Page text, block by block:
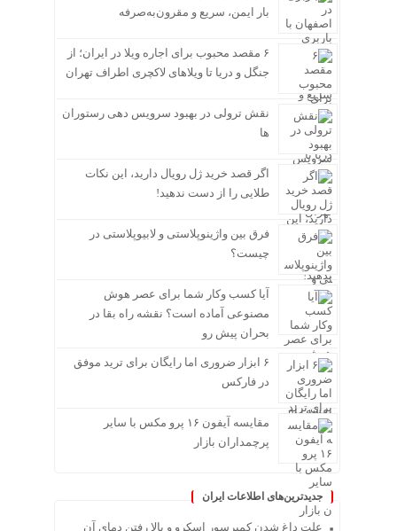
بار ایمن، سریع و مقرون‌به‌صرفه
۶ مقصد محبوب برای اجاره ویلا در ایران؛ از
جنگل و دریا تا ویلاهای لاکچری اطراف تهران
نقش ترولی در بهبود سرویس دهی رستوران
ها
اگر قصد خرید ژل رویال دارید، این نکات
طلایی را از دست ندهید!
فرق بین واژینوپلاستی و لابیوپلاستی در
چیست؟
آیا کسب وکار شما برای عصر هوش
مصنوعی آماده است؟ نقشه راه بقا در
بحران پیش رو
۶ ابزار ضروری اما رایگان برای ترید موفق
در فارکس
مقایسه آیفون ۱۶ پرو مکس با سایر
پرچمداران بازار
جدیدترین‌های اطلاعات ایران
علت داغ شدن کمپرسور اسکرو و بالا رفتن دمای آن